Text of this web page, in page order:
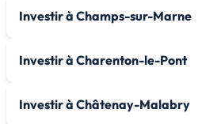
Investir à Champs-sur-Marne
Investir à Charenton-le-Pont
Investir à Châtenay-Malabry